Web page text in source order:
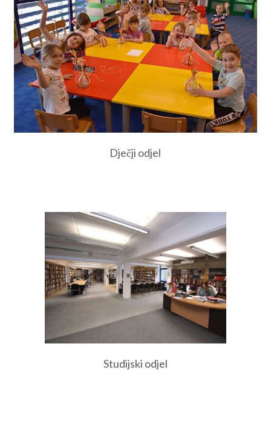
Dječji odjel
Studijski odjel